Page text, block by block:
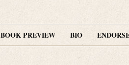
BOOK PREVIEW BIO